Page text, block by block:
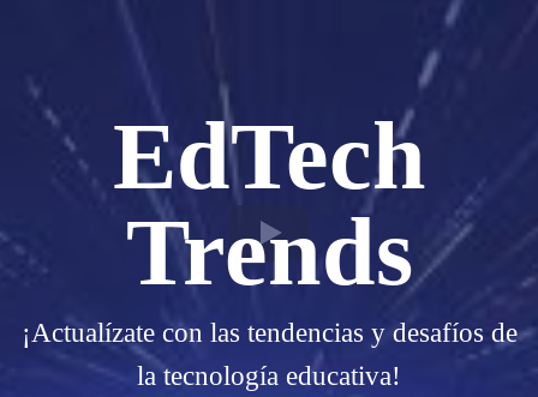
EdTech
Trends
¡Actualízate con las tendencias y desafíos de
la tecnología educativa!